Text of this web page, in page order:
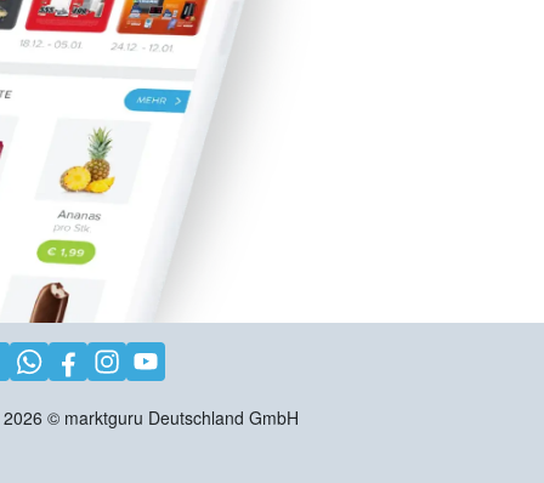
2026 © marktguru Deutschland GmbH